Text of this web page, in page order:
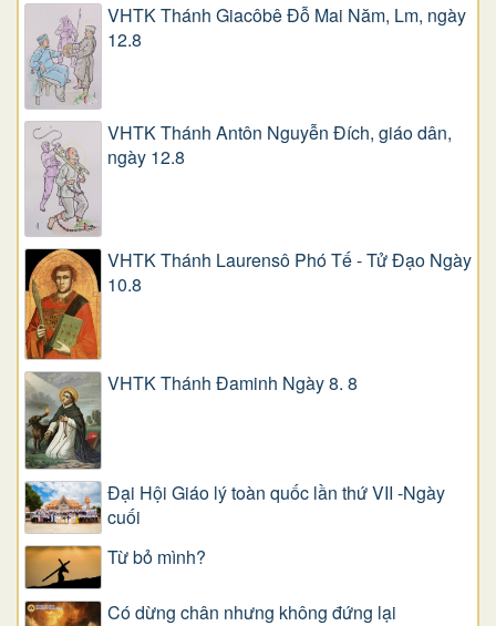
VHTK Thánh Giacôbê Ðỗ Mai Năm, Lm, ngày
12.8
VHTK Thánh Antôn Nguyễn Ðích, giáo dân,
ngày 12.8
VHTK Thánh Laurensô Phó Tế - Tử Đạo Ngày
10.8
VHTK Thánh Đaminh Ngày 8. 8
Đại Hội Giáo lý toàn quốc lần thứ VII -Ngày
cuối
Từ bỏ mình?
Có dừng chân nhưng không đứng lại